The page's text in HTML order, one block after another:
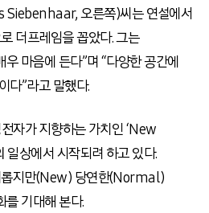
Siebenhaar, 오른쪽)씨는 연설에서
더프레임을 꼽았다. 그는
마음에 든다”며 “다양한 공간에
다”라고 말했다.
자가 지향하는 가치인 ‘New
상에서 시작되려 하고 있다.
롭지만(New) 당연한(Normal)
를 기대해 본다.